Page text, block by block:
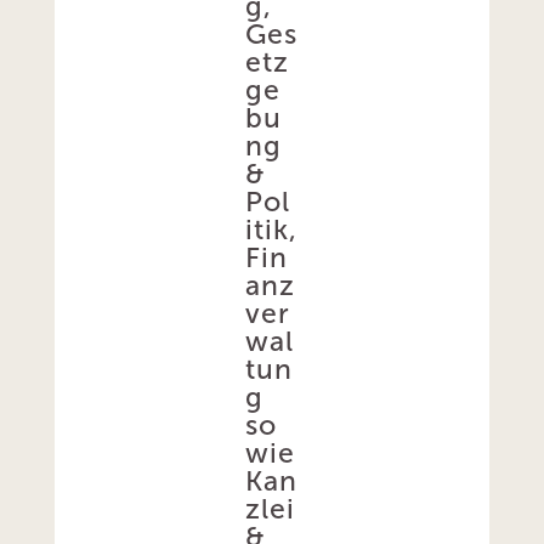
Ges
etz
ge
bu
ng
&
Pol
itik,
Fin
anz
ver
wal
tun
g
so
wie
Kan
zlei
&